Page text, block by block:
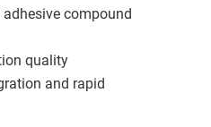
compound
quality
and rapid